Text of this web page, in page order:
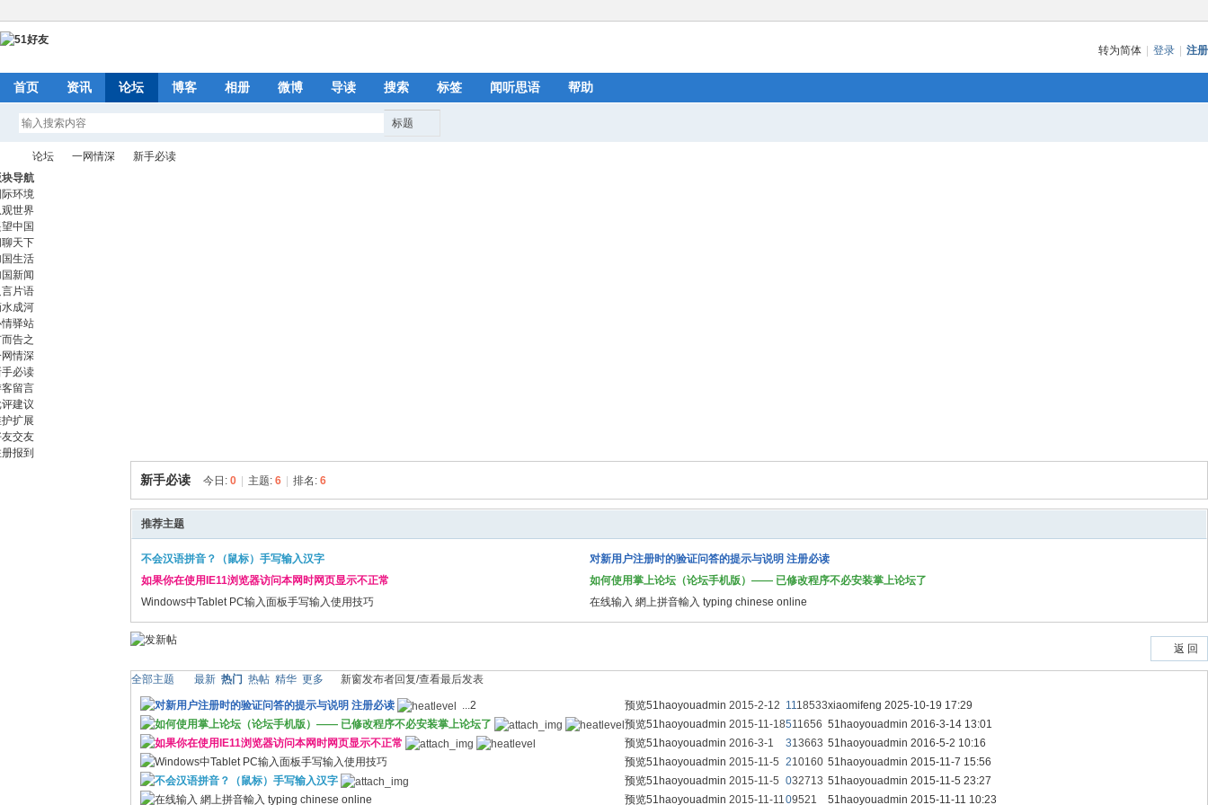
转为简体 登录 注册
首页 资讯 论坛 博客 相册 微博 导读 搜索 标签 闻听思语 帮助
51
好
»
论坛 一网情深
新手必读
导航
环境
世界
中国
天下
生活
新闻
片语
成河
驿站
告之
情深
必读
留言
建议
扩展
交友
报到
新手必读 今日: 0 主题: 6 排名: 6
推荐主题
不会汉语拼音？（鼠标）手写输入汉字
对新用户注册时的验证问答的提示与说明 注册必读
如果你在使用IE11浏览器访问本网时网页显示不正常
如何使用掌上论坛（论坛手机版）—— 已修改程序不必安装掌上论坛了
Windows中Tablet PC输入面板手写输入使用技巧
在线输入 網上拼音輸入 typing chinese online
返 回
新窗
全部主题 最新 热门 热帖 精华 更多 发布者回复/查看最后发表
预览
对新用户注册时的验证问答的提示与说明 注册必读 ...2 51haoyouadmin 2015-2-12 1118533xiaomifeng 2025-10-19 17:29
预览
如何使用掌上论坛（论坛手机版）—— 已修改程序不必安装掌上论坛了 51haoyouadmin 2015-11-18511656 51haoyouadmin 2016-3-14 13:01
预览
如果你在使用IE11浏览器访问本网时网页显示不正常 51haoyouadmin 2016-3-1 313663 51haoyouadmin 2016-5-2 10:16
预览
Windows中Tablet PC输入面板手写输入使用技巧 51haoyouadmin 2015-11-5 210160 51haoyouadmin 2015-11-7 15:56
预览
不会汉语拼音？（鼠标）手写输入汉字 51haoyouadmin 2015-11-5 032713 51haoyouadmin 2015-11-5 23:27
预览
在线输入 網上拼音輸入 typing chinese online 51haoyouadmin 2015-11-1109521 51haoyouadmin 2015-11-11 10:23